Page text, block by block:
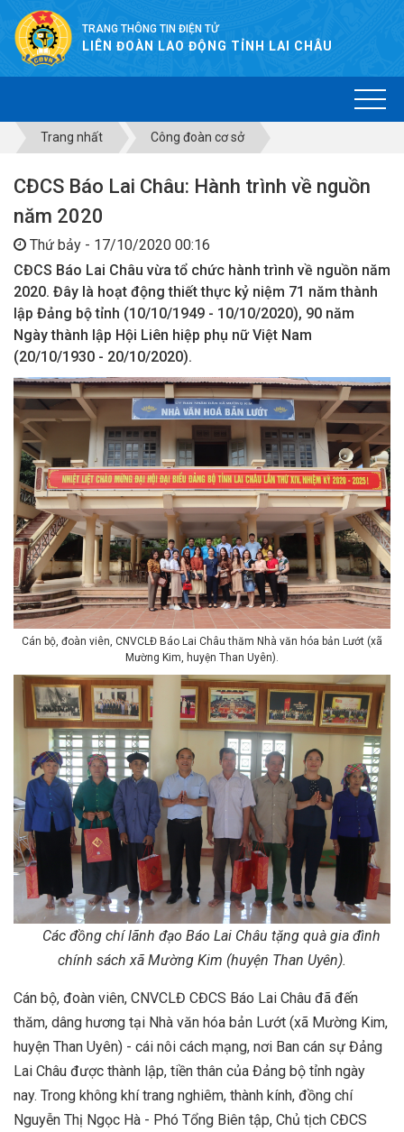
TRANG THÔNG TIN ĐIỆN TỬ
LIÊN ĐOÀN LAO ĐỘNG TỈNH LAI CHÂU
Trang nhất Công đoàn cơ sở
CĐCS Báo Lai Châu: Hành trình về nguồn
năm 2020
Thứ bảy - 17/10/2020 00:16
CĐCS Báo Lai Châu vừa tổ chức hành trình về nguồn năm
2020. Đây là hoạt động thiết thực kỷ niệm 71 năm thành
lập Đảng bộ tỉnh (10/10/1949 - 10/10/2020), 90 năm
Ngày thành lập Hội Liên hiệp phụ nữ Việt Nam
(20/10/1930 - 20/10/2020).
Cán bộ, đoàn viên, CNVCLĐ Báo Lai Châu thăm Nhà văn hóa bản Lướt (xã
Mường Kim, huyện Than Uyên).
Các đồng chí lãnh đạo Báo Lai Châu tặng quà gia đình
chính sách xã Mường Kim (huyện Than Uyên).
Cán bộ, đoàn viên, CNVCLĐ CĐCS Báo Lai Châu đã đến
thăm, dâng hương tại Nhà văn hóa bản Lướt (xã Mường Kim,
huyện Than Uyên) - cái nôi cách mạng, nơi Ban cán sự Đảng
Lai Châu được thành lập, tiền thân của Đảng bộ tỉnh ngày
nay. Trong không khí trang nghiêm, thành kính, đồng chí
Nguyễn Thị Ngọc Hà - Phó Tổng Biên tập, Chủ tịch CĐCS